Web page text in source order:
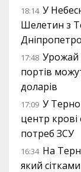
18:14 У
Шелетин з
17:48 Урожай
портів
доларів
17:09 У
центр
потреб ЗСУ
16:34 На
який